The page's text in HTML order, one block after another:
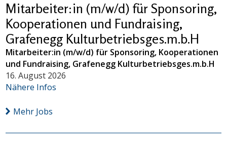
Mitarbeiter:in (m/w/d) für Sponsoring,
Kooperationen und Fundraising,
Grafenegg Kulturbetriebsges.m.b.H
Mitarbeiter:in (m/w/d) für Sponsoring, Kooperationen
und Fundraising, Grafenegg Kulturbetriebsges.m.b.H
16. August 2026
Nähere Infos
Mehr Jobs